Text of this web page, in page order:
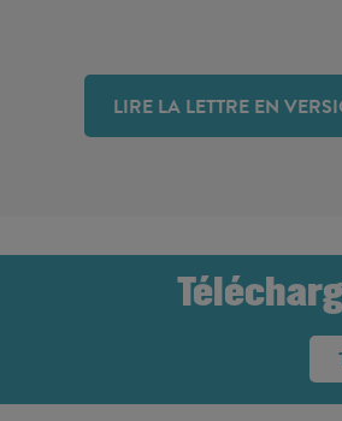
LIRE LA LETTRE EN